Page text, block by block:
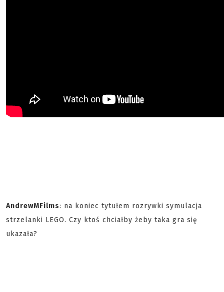
AndrewMFilms: na koniec tytułem rozrywki symulacja
strzelanki LEGO. Czy ktoś chciałby żeby taka gra się
ukazała?